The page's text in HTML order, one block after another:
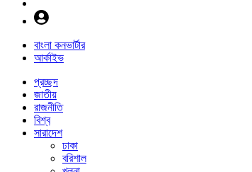
বাংলা কনভার্টার
আর্কাইভ
প্রচ্ছদ
জাতীয়
রাজনীতি
বিশ্ব
সারাদেশ
ঢাকা
বরিশাল